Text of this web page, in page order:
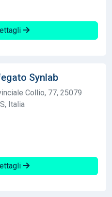
Synlab
Collio, 77, 25079
Italia